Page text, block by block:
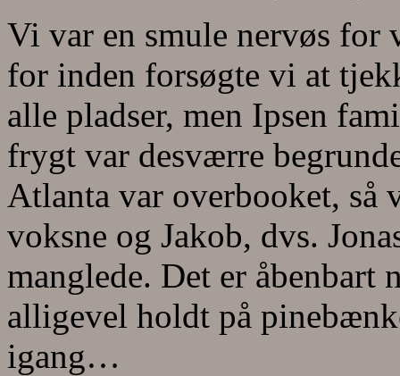
Vi var en smule nervøs for
for inden forsøgte vi at
alle pladser, men Ipsen
frygt var desværre
Atlanta var overbooket,
voksne og Jakob, dvs.
manglede. Det er åbenbart
alligevel holdt på
igang…